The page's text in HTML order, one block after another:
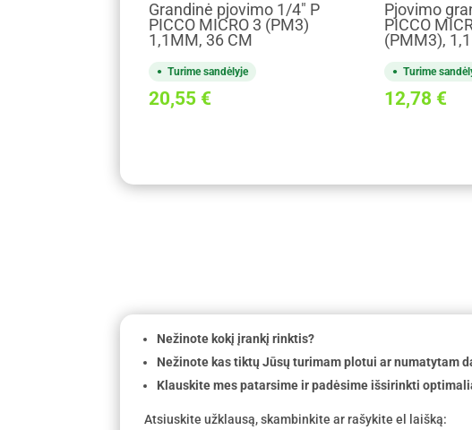
Grandinė pjovimo 1/4" P
PICCO MICRO 3 (PM3)
1,1MM, 36 CM
Turime sandėlyje
20,55 €
Pjovimo
PICCO
(PMM3),
Turime
12,78 €
Nežinote kokį įrankį rinktis?
Nežinote kas tiktų Jūsų turimam plotui ar numatytam
Klauskite mes patarsime ir padėsime išsirinkti
Atsiuskite užklausą, skambinkite ar rašykite el laišką: